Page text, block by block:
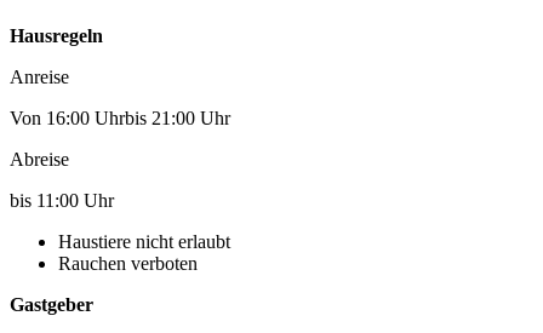
Hausregeln
Anreise
Von 16:00 Uhrbis 21:00 Uhr
Abreise
bis 11:00 Uhr
Haustiere nicht erlaubt
Rauchen verboten
Gastgeber